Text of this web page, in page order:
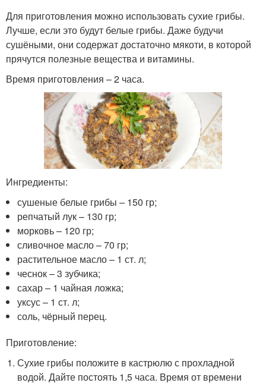
Для приготовления можно использовать сухие грибы.
Лучше, если это будут белые грибы. Даже будучи
сушёными, они содержат достаточно мякоти, в которой
прячутся полезные вещества и витамины.
Время приготовления – 2 часа.
Ингредиенты:
сушеные белые грибы – 150 гр;
репчатый лук – 130 гр;
морковь – 120 гр;
сливочное масло – 70 гр;
растительное масло – 1 ст. л;
чеснок – 3 зубчика;
сахар – 1 чайная ложка;
уксус – 1 ст. л;
соль, чёрный перец.
Приготовление:
Сухие грибы положите в кастрюлю с прохладной
водой. Дайте постоять 1,5 часа. Время от времени